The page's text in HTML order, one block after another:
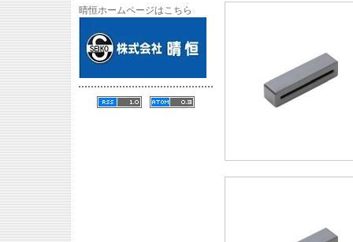
晴恒ホームページはこちら